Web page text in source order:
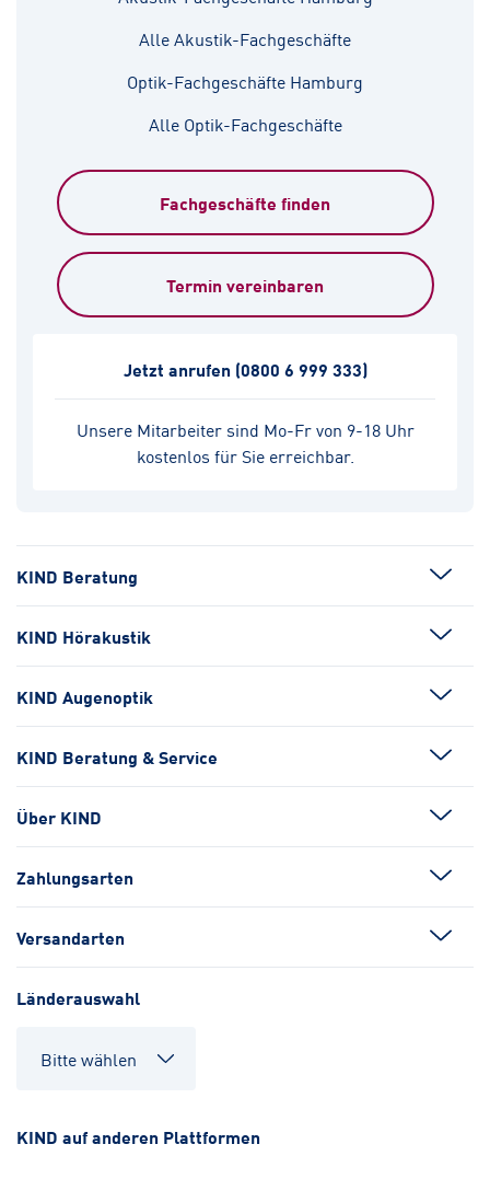
Alle Akustik-Fachgeschäfte
Optik-Fachgeschäfte Hamburg
Alle Optik-Fachgeschäfte
Fachgeschäfte finden
Termin vereinbaren
Unsere Mitarbeiter sind Mo-Fr von 9-18 Uhr
kostenlos für Sie erreichbar.
Jetzt anrufen (0800 6 999 333)
KIND Beratung
KIND Hörakustik
KIND Augenoptik
KIND Beratung & Service
Über KIND
Zahlungsarten
Versandarten
Länderauswahl
KIND auf anderen Plattformen